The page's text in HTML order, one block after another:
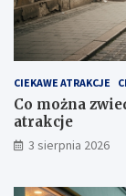
CIEKAWE ATRAKCJE
Co można
atrakcje
3 sierpnia 2026